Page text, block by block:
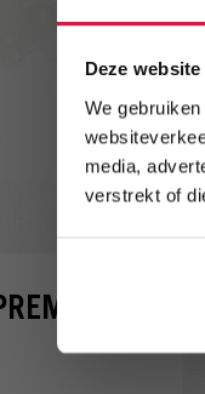
Deze
We
media,
verstrekt of